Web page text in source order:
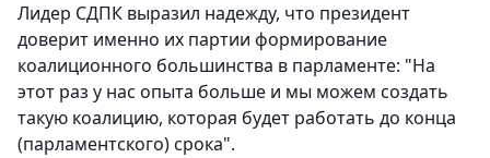
Лидер СДПК выразил надежду, что президент
доверит именно их партии формирование
коалиционного большинства в парламенте: "На
этот раз у нас опыта больше и мы можем создать
такую коалицию, которая будет работать до конца
(парламентского) срока".